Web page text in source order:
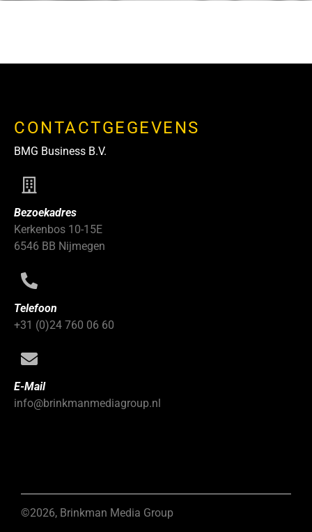
CONTACTGEGEVENS
BMG Business B.V.
Bezoekadres
Kerkenbos 10-15E
6546 BB Nijmegen
Telefoon
+31 (0)24 760 06 60
E-Mail
info@brinkmanmediagroup.nl
©2026, Brinkman Media Group